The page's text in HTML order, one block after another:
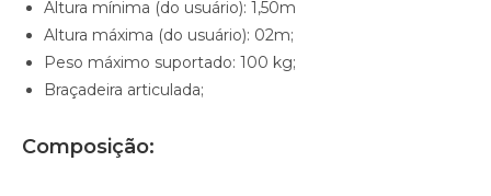
Altura mínima (do usuário): 1,50m
Altura máxima (do usuário): 02m;
Peso máximo suportado: 100 kg;
Braçadeira articulada;
Composição: